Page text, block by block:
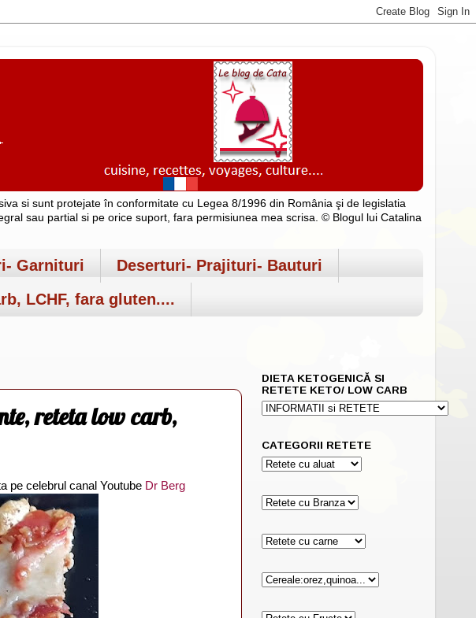
si sunt protejate în conformitate cu Legea 8/1996 din România şi de legislatia
sau partial si pe orice suport, fara permisiunea mea scrisa. © Blogul lui Catalina
Garnituri
Deserturi- Prajituri- Bauturi
LCHF, fara gluten....
reteta low carb,
pe celebrul canal Youtube Dr Berg
DIETA KETOGENICĂ SI
RETETE KETO/ LOW CARB
CATEGORII RETETE